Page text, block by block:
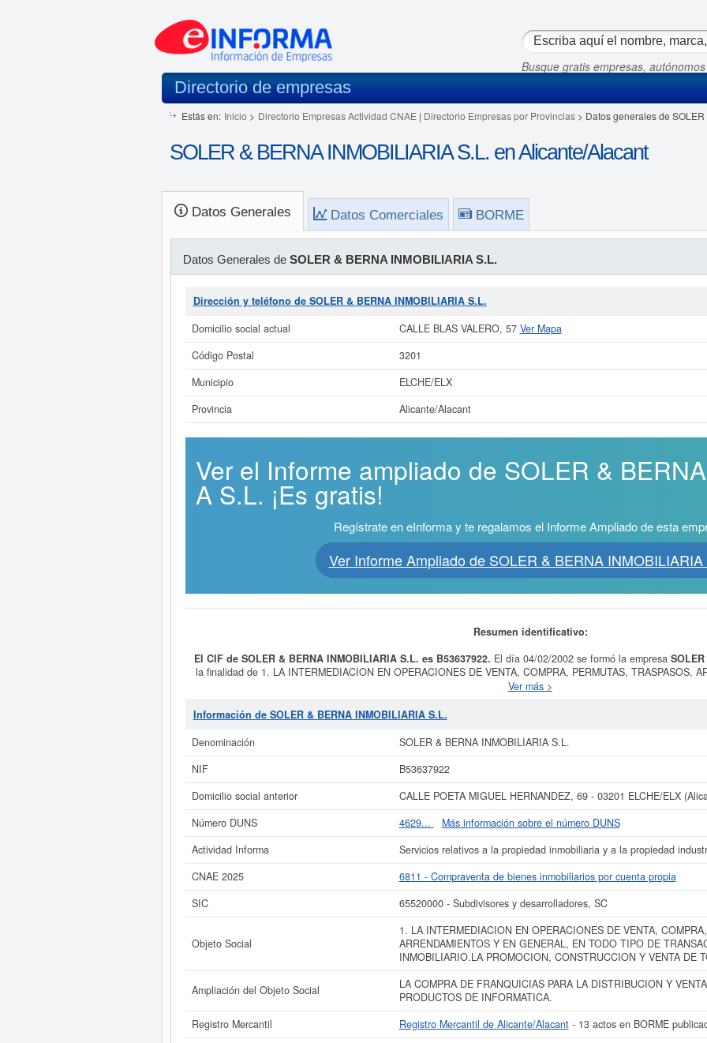
Busque gratis empresas,
Directorio de empresas
Estás en: Inicio > Directorio Empresas Actividad CNAE | Directorio Empresas por Provincias> Datos generales de SOLER
SOLER & BERNA INMOBILIARIA S.L. en Alicante/Alacant
Datos Generales Datos Comerciales BORME
Datos Generales de SOLER & BERNA INMOBILIARIA S.L.
Dirección y teléfono de SOLER & BERNA INMOBILIARIA S.L.
Domicilio social actual
CALLE BLAS VALERO, 57 Ver Mapa
Código Postal
3201
Municipio
ELCHE/ELX
Provincia
Alicante/Alacant
Ver el Informe ampliado de SOLER &
A S.L. ¡Es gratis!
Regístrate en eInforma y te regalamos el Informe Ampliado de esta
Ver Informe Ampliado de SOLER & BERNA INMOBILIARIA
Resumen identificativo:
El CIF de SOLER & BERNA INMOBILIARIA S.L. es B53637922. El día 04/02/2002 se formó la empresa
la finalidad de 1. LA INTERMEDIACION EN OPERACIONES DE VENTA, COMPRA, PERMUTAS, TRASPASOS,
EN TODO TIPO DE TRANSACCIONES EN EL MERCADO INMOBILIARIO.LA PROMOCION,
INMUEBLE. Está dentro de la categoría CNAE 6811 - Compraventa de bienes inmobiliarios por cuenta
INMOBILIARIA S.L.se encuentra en la clasificación SIC correspondiente a la actividad 65520000. El equipo de
subvenciones. Descubra a cuales desde aquí. Su capital se sitúa alrededor de 3.100 a 60.000 €. El número de
Si está interesado en conocer más datos de la empresa SOLER & BERNA INMOBILIARIA S.L. puede
de SOLER & BERNA INMOBILIARIA S.L. y consultar los resultados de sus años de actividad, así como los
disponibles.
La última actualización del informe de empresa se ha realizado el 09/08/2024.
Ver más >
Información de SOLER & BERNA INMOBILIARIA S.L.
Denominación
SOLER & BERNA INMOBILIARIA S.L.
NIF
B53637922
Domicilio social anterior
CALLE POETA MIGUEL HERNANDEZ, 69 - 03201 ELCHE/ELX
Número DUNS
4629...
Más información sobre el número DUNS
Actividad Informa
Servicios relativos a la propiedad inmobiliaria y a la propiedad
CNAE 2025
6811 - Compraventa de bienes inmobiliarios por cuenta propia
SIC
65520000 - Subdivisores y desarrolladores, SC
Objeto Social
1. LA INTERMEDIACION EN OPERACIONES DE VENTA,
ARRENDAMIENTOS Y EN GENERAL, EN TODO TIPO DE
INMOBILIARIO.LA PROMOCION, CONSTRUCCION Y VENTA DE
Ampliación del Objeto Social
LA COMPRA DE FRANQUICIAS PARA LA DISTRIBUCION Y
PRODUCTOS DE INFORMATICA.
Registro Mercantil
Registro Mercantil de Alicante/Alacant- 13 actos en BORME